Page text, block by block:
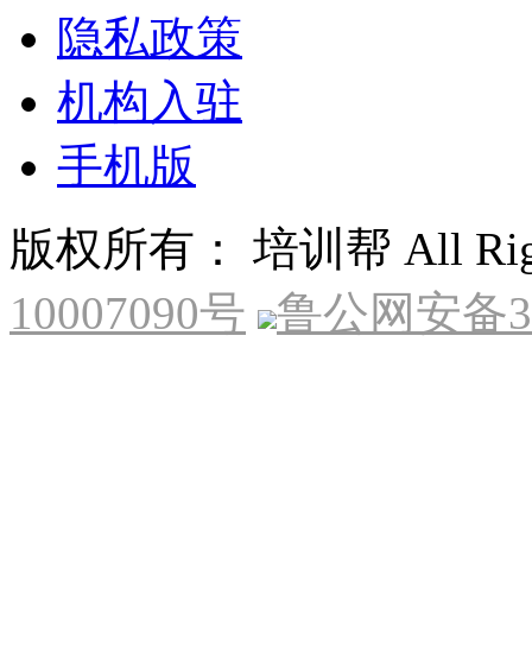
隐私政策
机构入驻
手机版
版权所有： 培训帮 All
10007090号
鲁公网安备